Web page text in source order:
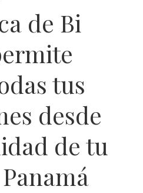
de Bi
tus
desde
de tu